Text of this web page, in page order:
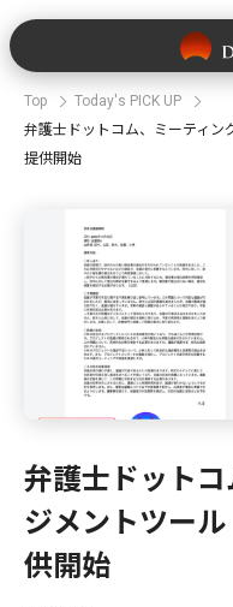
Top
Today's PICK UP
弁護士ドットコム、ミーティ
提供開始
弁護士ドット
ジメントツー
供開始